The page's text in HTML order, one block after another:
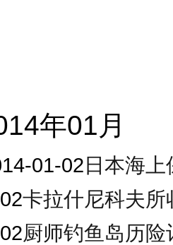
年01月
01-02日本海上
卡拉什尼科夫所
厨师钓鱼岛历